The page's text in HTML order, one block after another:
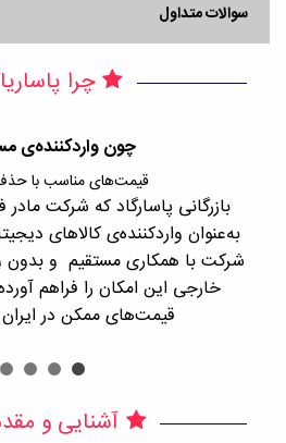
سوالات متداول
چرا
چون واردکننده‌ی
قیمت‌های مناسب با
بازرگانی پاسارگاد که شرکت
به‌عنوان واردکننده‌ی کالاهای
شرکت با همکاری مستقیم و بدون
خارجی این امکان را فراهم
قیمت‌های ممکن در
آشنایی و